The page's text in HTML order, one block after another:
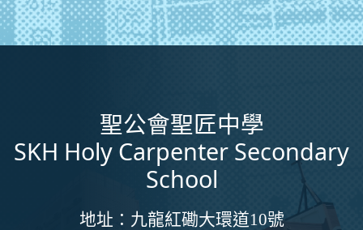
聖公會聖匠中學
SKH Holy Carpenter Secondary
School
地址： 九龍紅磡大環道10號